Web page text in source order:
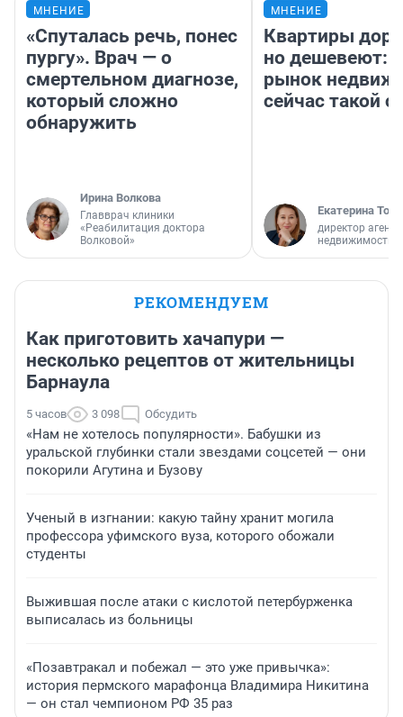
МНЕНИЕ
«Спуталась речь, понес
пургу». Врач — о
смертельном диагнозе,
который сложно
обнаружить
Ирина Волкова
Главврач клиники
«Реабилитация доктора
Волковой»
МНЕНИЕ
Квартиры
но дешевеют:
рынок
сейчас такой
Екатерина
директор
недвижимости
РЕКОМЕНДУЕМ
Как приготовить хачапури —
несколько рецептов от жительницы
Барнаула
5 часов 3 098 Обсудить
«Нам не хотелось популярности». Бабушки из
уральской глубинки стали звездами соцсетей — они
покорили Агутина и Бузову
Ученый в изгнании: какую тайну хранит могила
профессора уфимского вуза, которого обожали
студенты
Выжившая после атаки с кислотой петербурженка
выписалась из больницы
«Позавтракал и побежал — это уже привычка»:
история пермского марафонца Владимира Никитина
— он стал чемпионом РФ 35 раз